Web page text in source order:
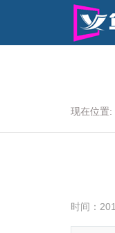
现在位置:
时间：